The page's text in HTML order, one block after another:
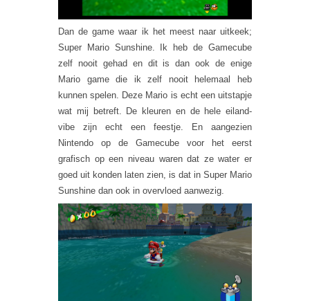
Dan de game waar ik het meest naar uitkeek;
Super Mario Sunshine. Ik heb de Gamecube
zelf nooit gehad en dit is dan ook de enige
Mario game die ik zelf nooit helemaal heb
kunnen spelen. Deze Mario is echt een uitstapje
wat mij betreft. De kleuren en de hele eiland-
vibe zijn echt een feestje. En aangezien
Nintendo op de Gamecube voor het eerst
grafisch op een niveau waren dat ze water er
goed uit konden laten zien, is dat in Super Mario
Sunshine dan ook in overvloed aanwezig.